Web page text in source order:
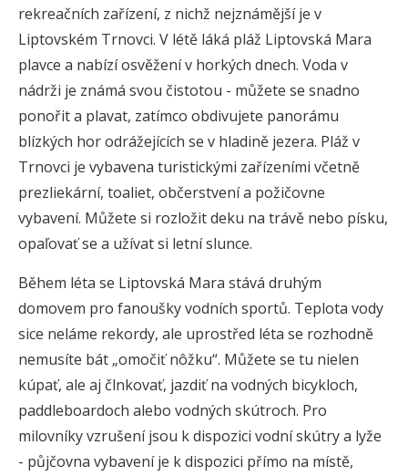
rekreačních zařízení, z nichž nejznámější je v
Liptovském Trnovci. V létě láká pláž Liptovská Mara
plavce a nabízí osvěžení v horkých dnech. Voda v
nádrži je známá svou čistotou - můžete se snadno
ponořit a plavat, zatímco obdivujete panorámu
blízkých hor odrážejících se v hladině jezera. Pláž v
Trnovci je vybavena turistickými zařízeními včetně
prezliekární, toaliet, občerstvení a požičovne
vybavení. Můžete si rozložit deku na trávě nebo písku,
opaľovať se a užívat si letní slunce.
Během léta se Liptovská Mara stává druhým
domovem pro fanoušky vodních sportů. Teplota vody
sice neláme rekordy, ale uprostřed léta se rozhodně
nemusíte bát „omočiť nôžku“. Můžete se tu nielen
kúpať, ale aj člnkovať, jazdiť na vodných bicykloch,
paddleboardoch alebo vodných skútroch. Pro
milovníky vzrušení jsou k dispozici vodní skútry a lyže
- půjčovna vybavení je k dispozici přímo na místě,